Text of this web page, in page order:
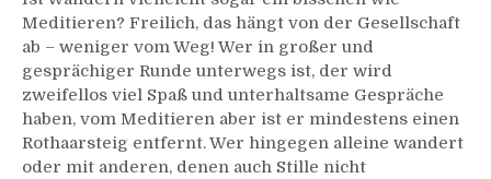
Meditieren? Freilich, das hängt von der Gesellschaft
ab – weniger vom Weg! Wer in großer und
gesprächiger Runde unterwegs ist, der wird
zweifellos viel Spaß und unterhaltsame Gespräche
haben, vom Meditieren aber ist er mindestens einen
Rothaarsteig entfernt. Wer hingegen alleine wandert
oder mit anderen, denen auch Stille nicht